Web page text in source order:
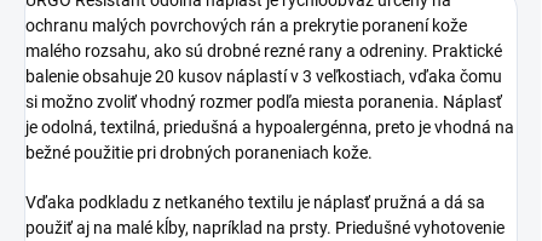
ochranu malých povrchových rán a prekrytie poranení kože
malého rozsahu, ako sú drobné rezné rany a odreniny. Praktické
balenie obsahuje 20 kusov náplastí v 3 veľkostiach, vďaka čomu
si možno zvoliť vhodný rozmer podľa miesta poranenia. Náplasť
je odolná, textilná, priedušná a hypoalergénna, preto je vhodná na
bežné použitie pri drobných poraneniach kože.
Vďaka podkladu z netkaného textilu je náplasť pružná a dá sa
použiť aj na malé kĺby, napríklad na prsty. Priedušné vyhotovenie